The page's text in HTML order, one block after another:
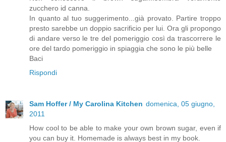
zucchero id canna.
In quanto al tuo suggerimento...già provato. Partire troppo
presto sarebbe un doppio sacrificio per lui. Ora gli propongo
di andare verso le tre del pomeriggio così da trascorrere le
ore del tardo pomeriggio in spiaggia che sono le più belle
Baci
Rispondi
Sam Hoffer / My Carolina Kitchen domenica, 05 giugno,
2011
How cool to be able to make your own brown sugar, even if
you can buy it. Homemade is always best in my book.